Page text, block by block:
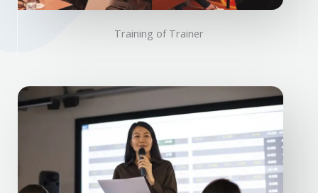
Training of Trainer